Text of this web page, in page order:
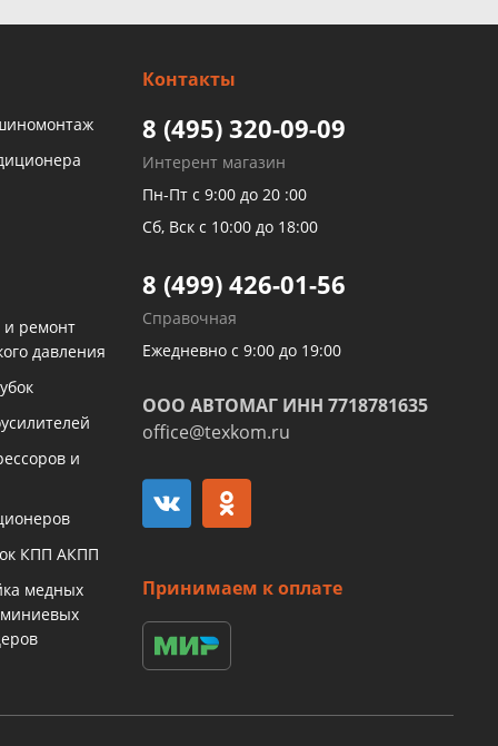
и ремонт
давления
и
КПП АКПП
медных
Контакты
8 (495) 320-09-09
Интерент магазин
Пн-Пт с 9:00 до 20 :00
Сб, Вск с 10:00 до 18:00
8 (499) 426-01-56
Справочная
Ежедневно с 9:00 до 19:00
ООО АВТОМАГ ИНН 7718781635
office@texkom.ru
Принимаем к оплате